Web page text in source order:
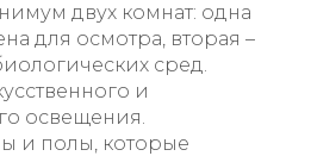
двух комнат: одна
для осмотра, вторая –
сред.
и
освещения.
и полы, которые